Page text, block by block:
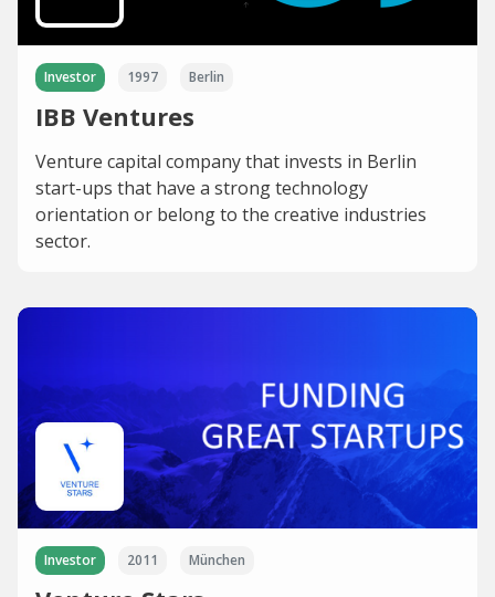
Investor 1997 Berlin
IBB Ventures
Venture capital company that invests in Berlin
start-ups that have a strong technology
orientation or belong to the creative industries
sector.
Investor 2011 München